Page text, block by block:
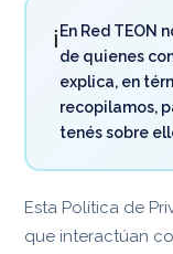
ℹ️En Red TEON
de quienes
explica, en
recopilamos,
tenés sobre
Esta Política de
que interactúan